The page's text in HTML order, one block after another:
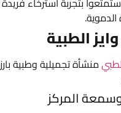
الطبية
منشأة تجميلية وطبية
المركز